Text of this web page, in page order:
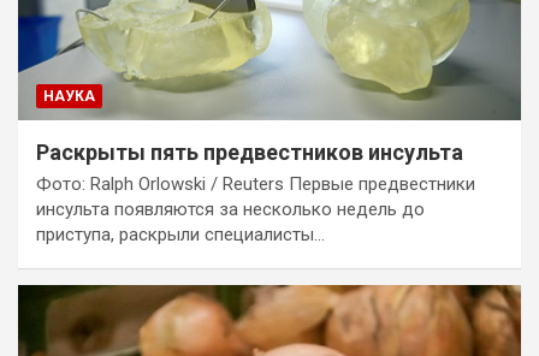
НАУКА
Раскрыты пять предвестников инсульта
Фото: Ralph Orlowski / Reuters Первые предвестники
инсульта появляются за несколько недель до
приступа, раскрыли специалисты…